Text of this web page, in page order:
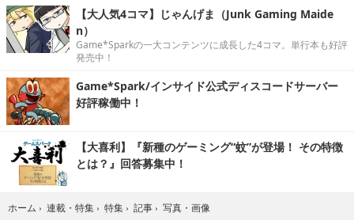
【大人気4コマ】じゃんげま（Junk Gaming Maide
n）
Game*Sparkの一大コンテンツに成長した4コマ。単行本も好評
発売中！
Game*Spark/インサイド公式ディスコードサーバー
好評稼働中！
【大喜利】『新種のゲーミング“蚊”が登場！ その特徴
とは？』回答募集中！
ホーム › 連載・特集 › 特集 › 記事 › 写真・画像